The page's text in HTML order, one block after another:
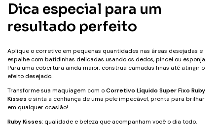
Dica especial para um
resultado perfeito
Aplique o corretivo em pequenas quantidades nas áreas desejadas e
espalhe com batidinhas delicadas usando os dedos, pincel ou esponja.
Para uma cobertura ainda maior, construa camadas finas até atingir o
efeito desejado.
Transforme sua maquiagem com oCorretivo Líquido Super Fixo Ruby
Kisses e sinta a confiança de uma pele impecável, pronta para brilhar
em qualquer ocasião!
Ruby Kisses: qualidade e beleza que acompanham você o dia todo.